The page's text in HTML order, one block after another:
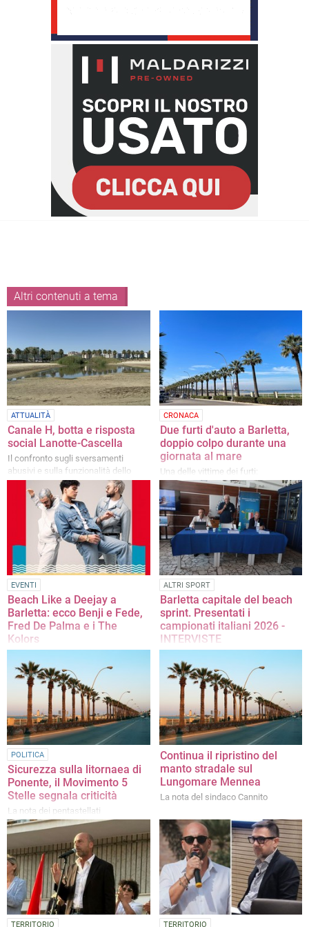
Altri contenuti a tema
ATTUALITÀ
Canale H, botta e risposta
social Lanotte-Cascella
Il confronto sugli sversamenti
abusivi e sulla funzionalità dello
scolo
CRONACA
Due furti d'auto a Barletta,
doppio colpo durante una
giornata al mare
Una delle vittime dei furti:
"Situazione insostenibile,
pretendiamo maggiori controlli"
EVENTI
Beach Like a Deejay a
Barletta: ecco Benji e Fede,
Fred De Palma e i The
Kolors
Ponente, ingresso gratuito
ALTRI SPORT
Barletta capitale del beach
sprint. Presentati i
campionati italiani 2026 -
INTERVISTE
presso la litoranea Pietro Mennea
dal 17 al 19 luglio prossimi
POLITICA
Sicurezza sulla litornaea di
Ponente, il Movimento 5
Stelle segnala criticità
La nota dei pentastellati
Continua il ripristino del
manto stradale sul
Lungomare Mennea
La nota del sindaco Cannito
TERRITORIO TERRITORIO